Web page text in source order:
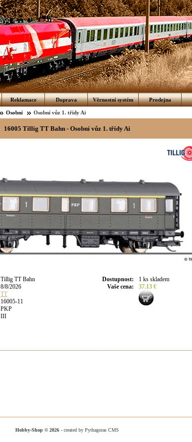
Reklamace Doprava Věrnostní systém Prodejna
Osobní Osobní vůz 1. třídy Ai
16005 Tillig TT Bahn - Osobní vůz 1. třídy Ai
Tillig TT Bahn
8/8/2026
TT
16005-11
PKP
III
Dostupnost:
1 ks skladem
Vaše cena: 37.13 €
Hobby-Shop © 2026 - created by Pythagoras CMS